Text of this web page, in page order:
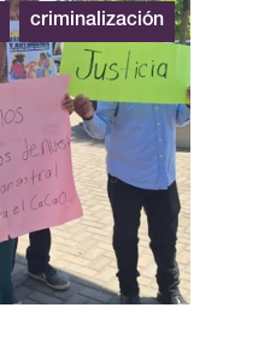
criminalización